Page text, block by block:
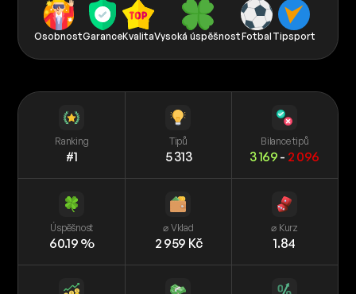
OsobnostGaranceKvalitaVysoká úspěšnostFotbal Tipsport
Ranking
#1
Tipů
5 313
Bilance tipů
3 169 - 2 096
Úspěšnost
60.19 %
⌀ Vklad
2 959 Kč
⌀ Kurz
1.84